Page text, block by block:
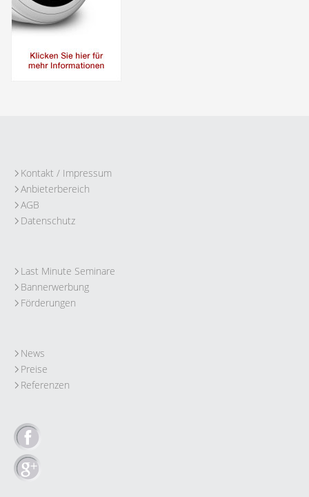
Kontakt / Impressum
Anbieterbereich
AGB
Datenschutz
Last Minute Seminare
Bannerwerbung
Förderungen
News
Preise
Referenzen